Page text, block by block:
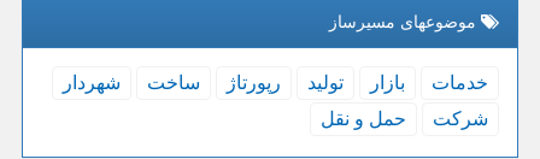
موضوعهای مسیرساز
خدمات بازار تولید رپورتاژ ساخت
شهردار
شركت
حمل و نقل